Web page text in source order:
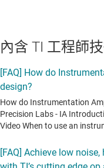
內含 TI 工程師